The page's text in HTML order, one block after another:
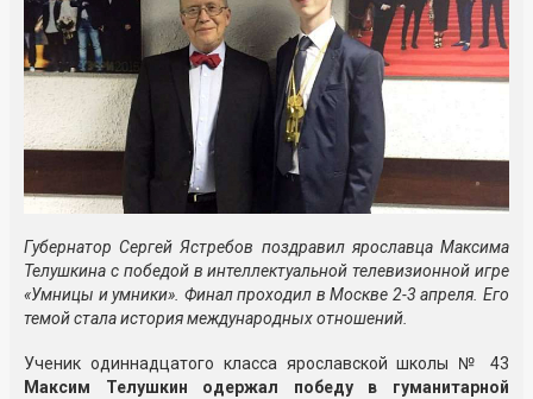
Губернатор Сергей Ястребов поздравил ярославца Максима
Телушкина с победой в интеллектуальной телевизионной игре
«Умницы и умники». Финал проходил в Москве 2-3 апреля. Его
темой стала история международных отношений.
Ученик одиннадцатого класса ярославской школы № 43
Максим Телушкин одержал победу в гуманитарной